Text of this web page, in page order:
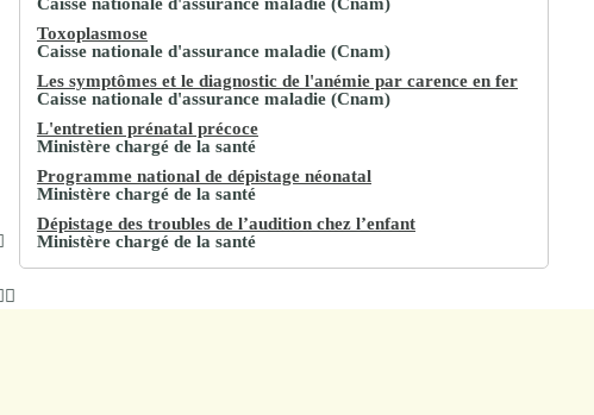
Toxoplasmose
Caisse nationale d'assurance maladie (Cnam)
Les symptômes et le diagnostic de l'anémie par carence en fer
Caisse nationale d'assurance maladie (Cnam)
L'entretien prénatal précoce
Ministère chargé de la santé
Programme national de dépistage néonatal
Ministère chargé de la santé
Dépistage des troubles de l’audition chez l’enfant
Ministère chargé de la santé